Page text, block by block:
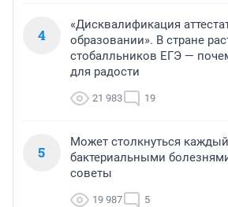
4
«Дисквалификация
образовании». В стране
стобалльников ЕГЭ —
для радости
21 983 19
5
Может столкнуться
бактериальными
советы
19 987 5